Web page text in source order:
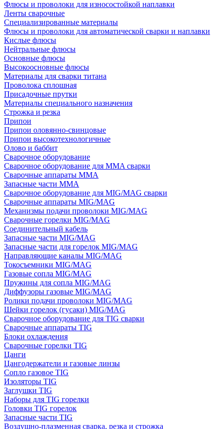
Флюсы и проволоки для износостойкой наплавки
Ленты сварочные
Специализированные материалы
Флюсы и проволоки для автоматической сварки и наплавки
Кислые флюсы
Нейтральные флюсы
Основные флюсы
Высокоосновные флюсы
Материалы для сварки титана
Проволока сплошная
Присадочные прутки
Материалы специального назначения
Строжка и резка
Припои
Припои оловянно-свинцовые
Припои высокотехнологичные
Олово и баббит
Сварочное оборудование
Сварочное оборудование для MMA сварки
Сварочные аппараты MMA
Запасные части MMA
Сварочное оборудование для MIG/MAG сварки
Сварочные аппараты MIG/MAG
Механизмы подачи проволоки MIG/MAG
Сварочные горелки MIG/MAG
Соединительный кабель
Запасные части MIG/MAG
Запасные части для горелок MIG/MAG
Направляющие каналы MIG/MAG
Токосъемники MIG/MAG
Газовые сопла MIG/MAG
Пружины для сопла MIG/MAG
Диффузоры газовые MIG/MAG
Ролики подачи проволоки MIG/MAG
Шейки горелок (гусаки) MIG/MAG
Сварочное оборудование для TIG сварки
Сварочные аппараты TIG
Блоки охлаждения
Сварочные горелки TIG
Цанги
Цангодержатели и газовые линзы
Сопло газовое TIG
Изоляторы TIG
Заглушки TIG
Наборы для TIG горелки
Головки TIG горелок
Запасные части TIG
Воздушно-плазменная сварка, резка и строжка